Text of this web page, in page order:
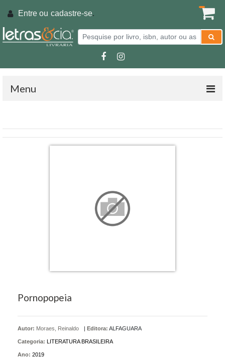
Entre ou cadastre-se.
Menu
Pornopopeia
Autor: Moraes, Reinaldo | Editora: ALFAGUARA
Categoria: LITERATURA BRASILEIRA
Ano: 2019